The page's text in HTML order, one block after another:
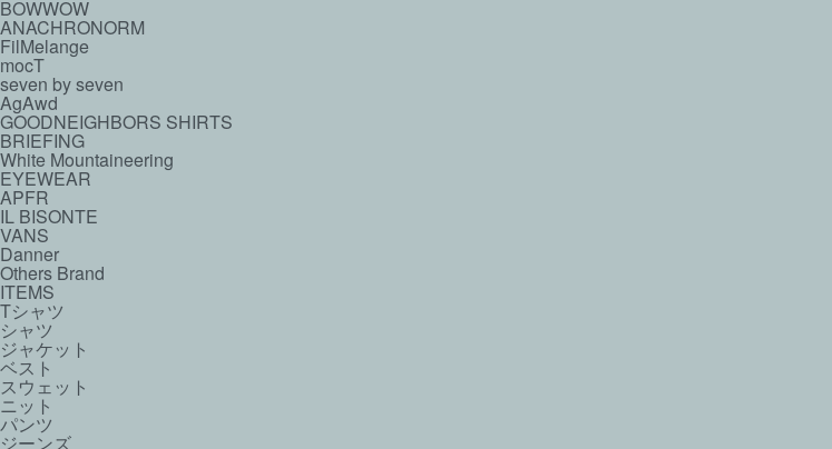
BOWWOW
ANACHRONORM
FilMelange
mocT
seven by seven
AgAwd
GOODNEIGHBORS SHIRTS
BRIEFING
White Mountaineering
EYEWEAR
APFR
IL BISONTE
VANS
Danner
Others Brand
ITEMS
Tシャツ
シャツ
ジャケット
ベスト
スウェット
ニット
パンツ
ジーンズ